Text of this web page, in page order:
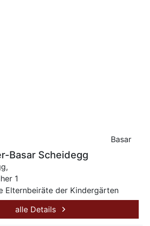
Basar
Basar Scheidegg
1
Elternbeiräte der Kindergärten
alle Details